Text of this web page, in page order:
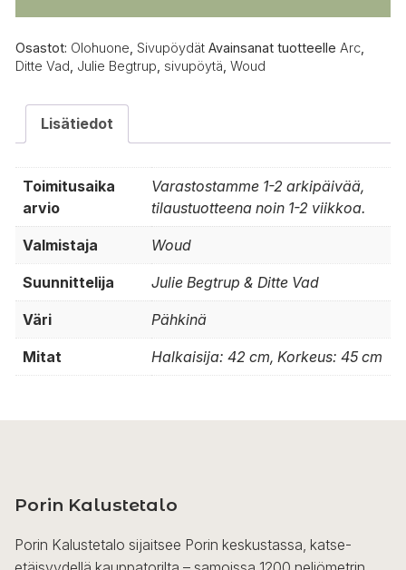
Osastot: Olohuone Sivupöydät Avainsanat tuotteelle Arc
Ditte Vad Julie Begtrup sivupöytä Woud
Lisätiedot
Toimitusaika
arvio
Varastostamme 1-2 arkipäivää,
tilaustuotteena noin 1-2 viikkoa.
Valmistaja Woud
Suunnittelija Julie Begtrup & Ditte Vad
Väri Pähkinä
Mitat Halkaisija: 42 cm, Korkeus: 45 cm
Porin Kalustetalo
Porin Kalustetalo sijaitsee Porin keskustassa, katse-